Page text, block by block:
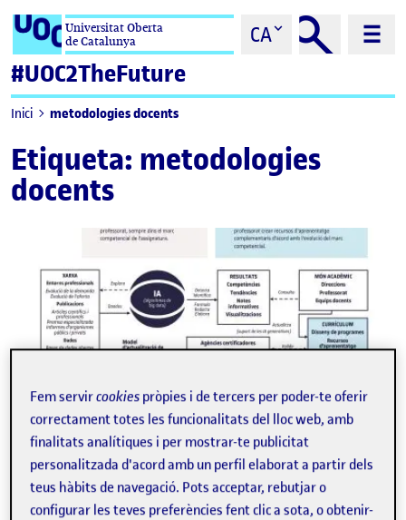
Saltar al contingutUniversitat Oberta
de Catalunya
CA
#UOC2TheFuture
Inici metodologies docents
Etiqueta: metodologies
docents
Infografia
De la formació digital a la
formació amb IA
Fem servircookies pròpies i de tercers per poder-te oferir
correctament totes les funcionalitats del lloc web, amb
finalitats analítiques i per mostrar-te publicitat
personalitzada d'acord amb un perfil elaborat a partir dels
teus hàbits de navegació. Pots acceptar, rebutjar o
configurar les teves preferències fent clic a sota, o obtenir-